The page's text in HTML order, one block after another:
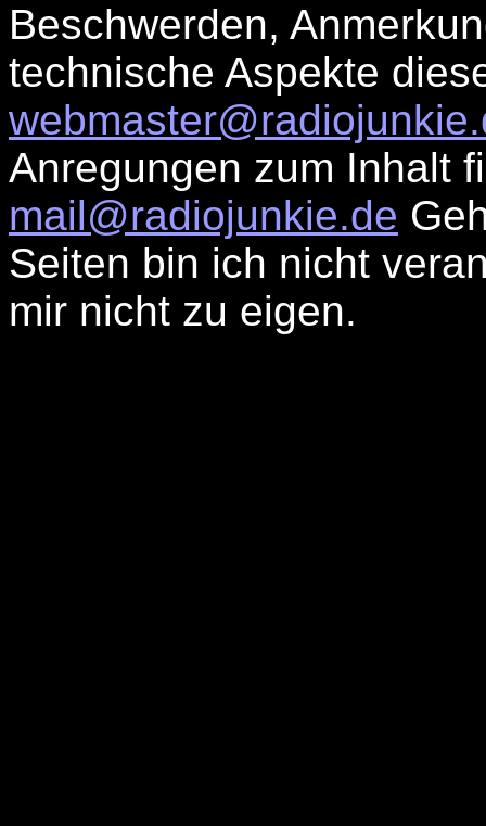
Beschwerden,
technische Aspekte
Anregungen zum Inhalt
mail@radiojunkie.de
Seiten bin ich nicht
mir nicht zu eigen.